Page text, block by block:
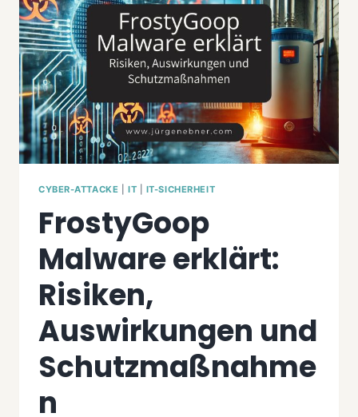
CYBER-ATTACKE IT IT-SICHERHEIT
FrostyGoop
Malware erklärt:
Risiken,
Auswirkungen und
Schutzmaßnahme
n